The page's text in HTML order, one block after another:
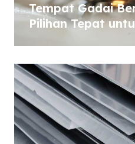
Tempat Gadai
Pilihan Tepat